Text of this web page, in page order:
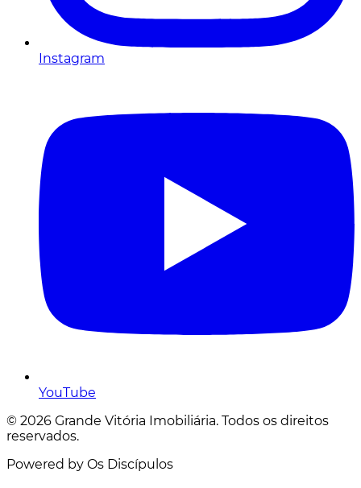
Instagram
YouTube
© 2026 Grande Vitória Imobiliária. Todos os direitos
reservados.
Powered by Os Discípulos